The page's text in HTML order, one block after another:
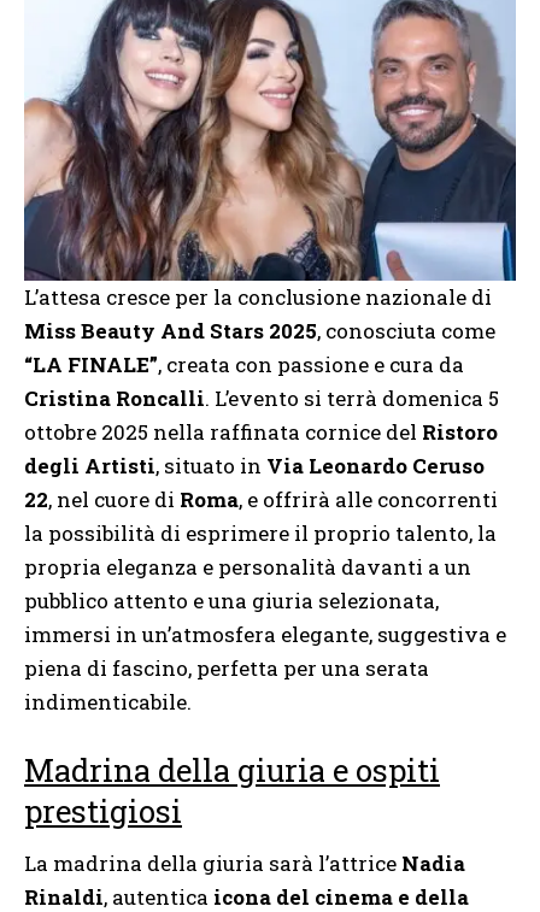
L’attesa cresce per la conclusione nazionale di
Miss Beauty And Stars 2025, conosciuta come
“LA FINALE”, creata con passione e cura da
Cristina Roncalli. L’evento si terrà domenica 5
ottobre 2025 nella raffinata cornice del Ristoro
degli Artisti, situato in Via Leonardo Ceruso
22, nel cuore di Roma, e offrirà alle concorrenti
la possibilità di esprimere il proprio talento, la
propria eleganza e personalità davanti a un
pubblico attento e una giuria selezionata,
immersi in un’atmosfera elegante, suggestiva e
piena di fascino, perfetta per una serata
indimenticabile.
Madrina della giuria e ospiti
prestigiosi
La madrina della giuria sarà l’attrice Nadia
Rinaldi, autentica icona del cinema e della